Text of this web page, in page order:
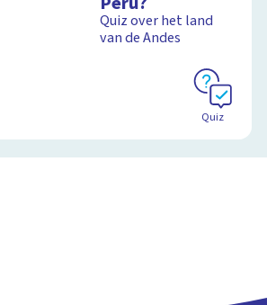
Quiz over het land
van de Andes
Quiz